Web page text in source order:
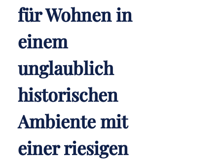
für Wohnen in
einem
unglaublich
historischen
Ambiente mit
einer riesigen